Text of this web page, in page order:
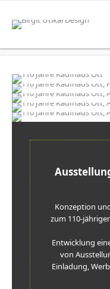
Konzeption
zum 110-
Entwicklung
von
Einladung,